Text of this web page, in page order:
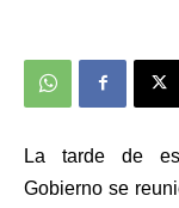
La tarde de
Gobierno se